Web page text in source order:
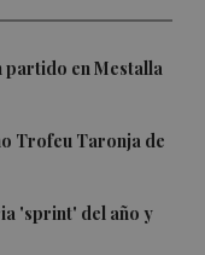
partido en Mestalla
Trofeu Taronja de
'sprint' del año y